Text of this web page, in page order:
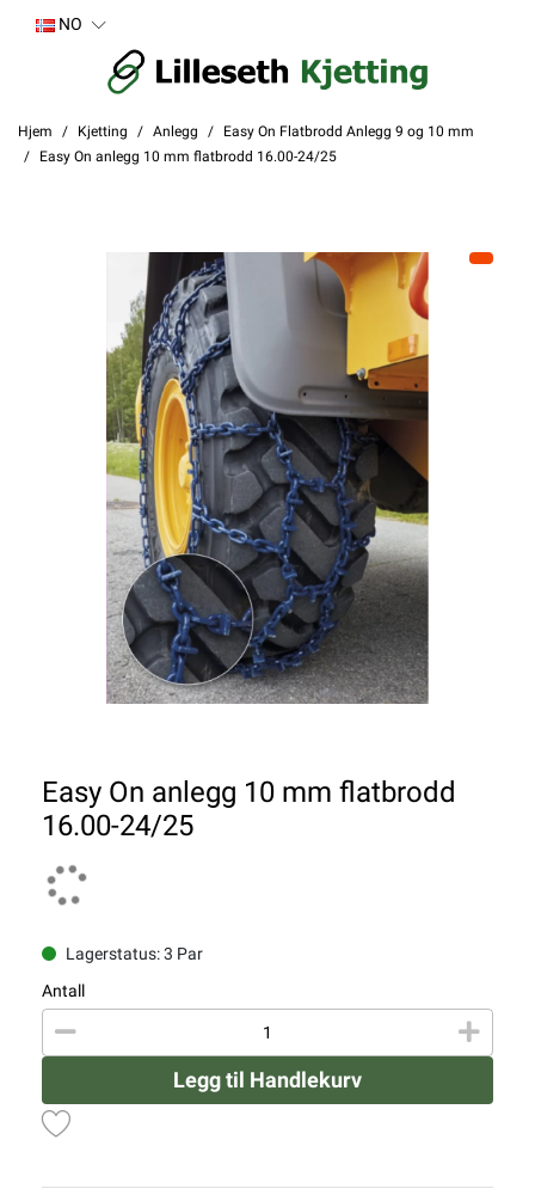
NO
Hjem Kjetting Anlegg
Easy On Flatbrodd Anlegg 9 og 10 mm
Easy On anlegg 10 mm flatbrodd 16.00-24/25
Easy On anlegg 10 mm flatbrodd
16.00-24/25
Lagerstatus: 3 Par
Antall
Legg til Handlekurv